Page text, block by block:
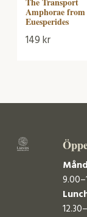
Amphorae from
Euesperides
149kr